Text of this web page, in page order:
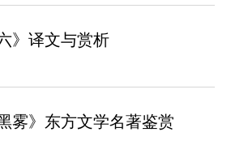
》译文与赏析
雾》东方文学名著鉴赏